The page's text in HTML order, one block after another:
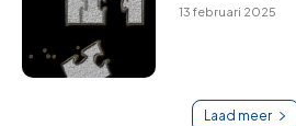
13 februari 2025
Laad meer